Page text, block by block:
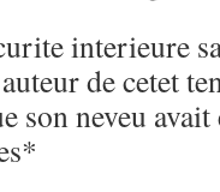
interieure
de cetet
son neveu